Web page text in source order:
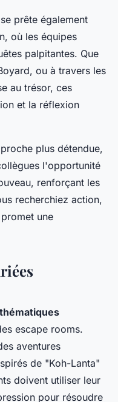
prête également
où les équipes
palpitantes. Que
ou à travers les
au trésor, ces
et la réflexion
plus détendue,
l'opportunité
renforçant les
recherchiez action,
une
thématiques
escape rooms.
aventures
de "Koh-Lanta"
doivent utiliser leur
pour résoudre